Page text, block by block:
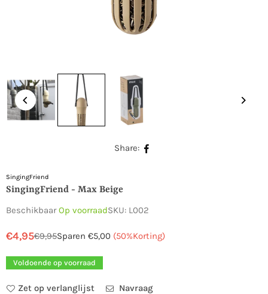
Share:
SingingFriend
SingingFriend - Max Beige
BeschikbaarOp voorraadSKU: L002
Normale
prijs
€4,95€9,95Sparen €5,00 (50%Korting)
Voldoende op voorraad
Zet op verlanglijst Navraag